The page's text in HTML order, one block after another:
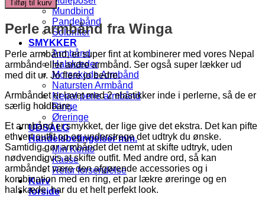
Mundbind
Pandebånd
Solbriller
SMYKKER
Armbånd
Halskæder
Morsekode Armbånd
Natursten Armbånd
Nepal perle armbånd
Ringe
Øreringe
UDSALG
Handelsbetingelser mm.
Min Konto
Kasse
Retur forsendelse
Kurv
forside
-
UDSOLGT
antal
Tilføj til kurv
Perle armbånd fra Winga
Perle armbånd, er super fint at kombinerer med vores Nepal
armbånd eller andre armbånd. Ser også super lækker ud
med dit ur. Jo flere jo bedre.
Armbåndet er lavet med 2 elastikker inde i perlerne, så de er
særlig holdbare.
Et armbånd er smykket, der lige give det ekstra. Det kan pifte
ethvert outfit op og understrege det udtryk du ønske.
Samtidig gør armbåndet det nemt at skifte udtryk, uden
nødvendigvis at skifte outfit. Med andre ord, så kan
armbåndet være den afgørende accessories og i
kombination med en ring, et par lækre øreringe og en
halskæde, har du et helt perfekt look.